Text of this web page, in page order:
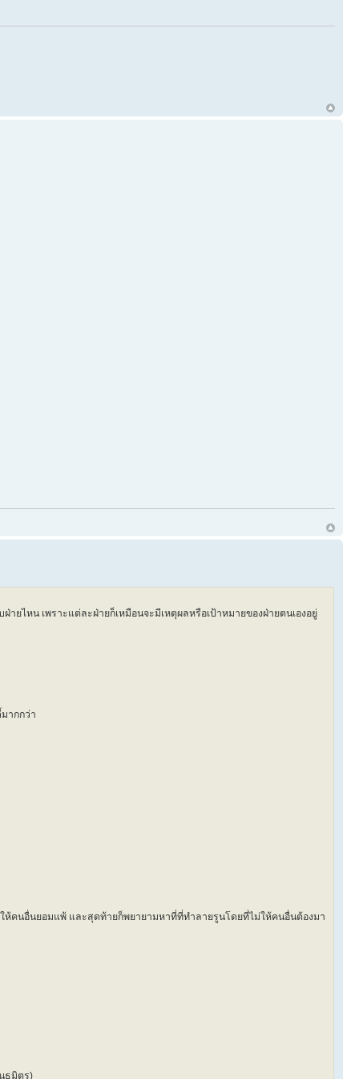
ยไหน เพราะแต่ละฝ่ายก็เหมือนจะมีเหตุผลหรือเป้าหมายของฝ่ายตนเองอยู่
ากกว่า
ห้คนอื่นยอมแพ้ และสุดท้ายก็พยายามหาที่ที่ทำลายรูนโดยที่ไม่ให้คนอื่นต้องมา
ธมิตร)